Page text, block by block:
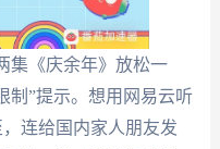
集《庆余年》放松一
制”提示。想用网易云听
连给国内家人朋友发